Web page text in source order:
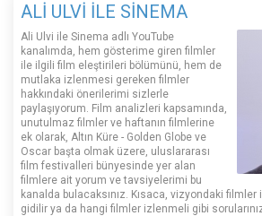
ALİ ULVİ İLE SİNEMA
Ali Ulvi ile Sinema adlı YouTube
kanalımda, hem gösterime giren filmler
ile ilgili film eleştirileri bölümünü, hem de
mutlaka izlenmesi gereken filmler
hakkındaki önerilerimi sizlerle
paylaşıyorum. Film analizleri kapsamında,
unutulmaz filmler ve haftanın filmlerine
ek olarak, Altın Küre - Golden Globe ve
Oscar başta olmak üzere, uluslararası
film festivalleri bünyesinde yer alan
filmlere ait yorum ve tavsiyelerimi bu
kanalda bulacaksınız. Kısaca, vizyondaki
gidilir ya da hangi filmler izlenmeli gibi